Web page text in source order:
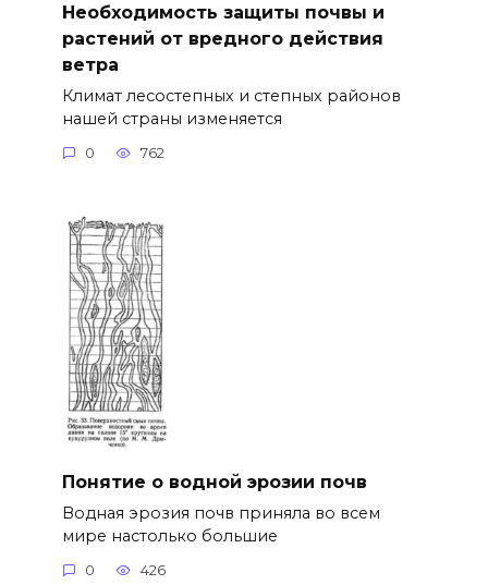
Необходимость защиты почвы и
растений от вредного действия
ветра
Климат лесостепных и степных районов
нашей страны изменяется
0 762
Понятие о водной эрозии почв
Водная эрозия почв приняла во всем
мире настолько большие
0 426